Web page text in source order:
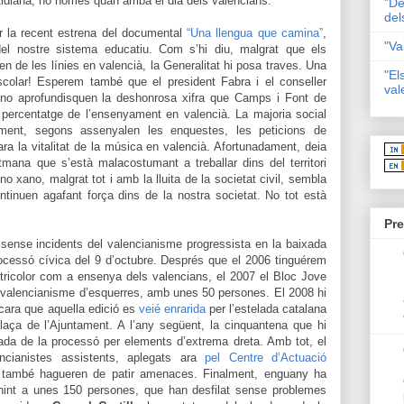
la recent estrena del documental“Una llengua que camina”,
nostre sistema educatiu. Com s’hi diu, malgrat que els
de les línies en valencià, la Generalitat hi posa traves. Una
Esperem també que el president Fabra i el conseller
aprofundisquen la deshonrosa xifra que Camps i Font de
de l’ensenyament en valencià. La majoria social
segons assenyalen les enquestes, les peticions de
la vitalitat de la música en valencià. Afortunadament, deia
que s’està malacostumant a treballar dins del territori
xano, malgrat tot i amb la lluita de la societat civil, sembla
agafant força dins de la nostra societat. No tot està
incidents del valencianisme progressista en la baixada
cívica del 9 d’octubre. Després que el 2006 tinguérem
com a ensenya dels valencians, el 2007 el Bloc Jove
d’esquerres, amb unes 50 persones. El 2008 hi
que aquella edició es veié enrarida per l’estelada catalana
de l’Ajuntament. A l’any següent, la cinquantena que hi
de la processó per elements d’extrema dreta. Amb tot, el
assistents, aplegats arapel Centre d’Actuació
hagueren de patir amenaces. Finalment, enguany ha
a unes 150 persones, que han desfilat sense problemes